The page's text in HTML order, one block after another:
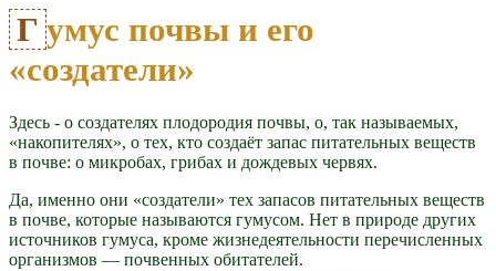
Гумус почвы и его
«создатели»
Здесь - о создателях плодородия почвы, о, так называемых,
«накопителях», о тех, кто создаёт запас питательных веществ
в почве: о микробах, грибах и дождевых червях.
Да, именно они «создатели» тех запасов питательных веществ
в почве, которые называются гумусом. Нет в природе других
источников гумуса, кроме жизнедеятельности перечисленных
организмов — почвенных обитателей.